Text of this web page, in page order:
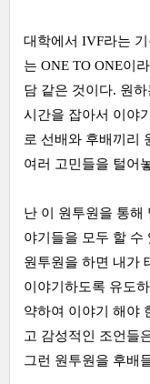
대학에서 IVF라는
는 ONE TO ONE이
담 같은 것이다. 원
시간을 잡아서 이야
로 선배와 후배끼리
여러 고민들을 털어
난 이 원투원을 통해
야기들을 모두 할 수
원투원을 하면 내가
이야기하도록 유도
약하여 이야기 해야
고 감성적인 조언들
그런 원투원을 후배